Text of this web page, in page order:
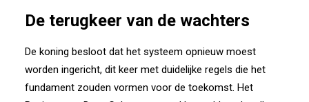
De terugkeer van de wachters
De koning besloot dat het systeem opnieuw moest
worden ingericht, dit keer met duidelijke regels die het
fundament zouden vormen voor de toekomst. Het